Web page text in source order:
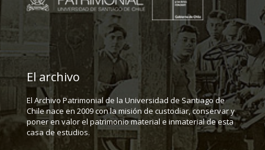
El archivo
El Archivo Patrimonial de la Universidad de Santiago de
Chile nace en 2009 con la misión de custodiar, conservar y
poner en valor el patrimonio material e inmaterial de esta
casa de estudios.